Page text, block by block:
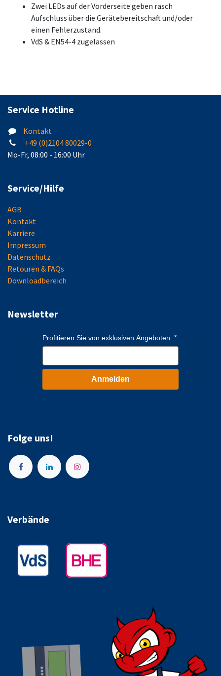
Zwei LEDs auf der Vorderseite geben rasch
Aufschluss über die Gerätebereitschaft und/oder
einen Fehlerzustand.
VdS & EN54-4 zugelassen
Service Hotline
Kontakt
+49 (0)2104 80029-0
Mo-Fr, 08:00 - 16:00 Uhr
Service/Hilfe
AGB
Kontakt
Karriere
Impressum
Datenschutz
Retouren & FAQs
Downloadbereich
Newsletter
Profitieren Sie von exklusiven Angeboten.
Anmelden
Folge uns!
Verbände